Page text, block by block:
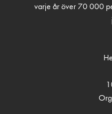
varje år över 70 000